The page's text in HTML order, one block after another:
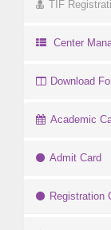
TIF
Center
Download
Academic
Admit Card
Registration